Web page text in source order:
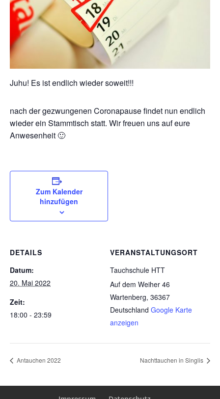
Juhu! Es ist endlich wieder soweit!!!
nach der gezwungenen Coronapause findet nun endlich
wieder ein Stammtisch statt. Wir freuen uns auf eure
Anwesenheit 🙂
Zum Kalender
hinzufügen
DETAILS
Datum:
20. Mai 2022
Zeit:
18:00 - 23:59
VERANSTALTUNGSORT
Tauchschule HTT
Auf dem Weiher 46
Wartenberg, 36367
Deutschland Google Karte
anzeigen
Antauchen 2022 Nachttauchen in Singlis